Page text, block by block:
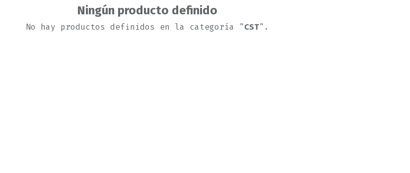
Ningún producto definido
No hay productos definidos en la categoría "CST".